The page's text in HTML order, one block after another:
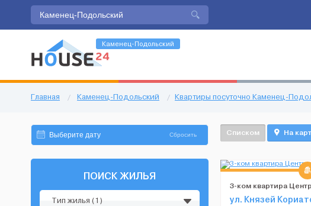
Каменец-Подольский
Главная / Каменец-Подольский / Квартиры посуточно Каменец-
Сбросить
ПОИСК ЖИЛЬЯ
Тип жилья (1)
Списком На
3-ком квартира
ул. Князей